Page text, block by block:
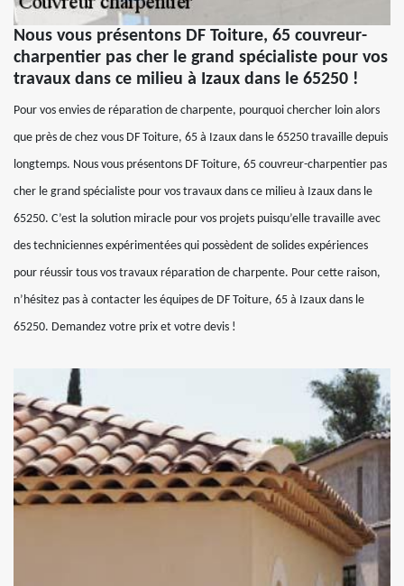
Nous vous présentons DF Toiture, 65 couvreur-
charpentier pas cher le grand spécialiste pour vos
travaux dans ce milieu à Izaux dans le 65250 !
Pour vos envies de réparation de charpente, pourquoi chercher loin alors
que près de chez vous DF Toiture, 65 à Izaux dans le 65250 travaille depuis
longtemps. Nous vous présentons DF Toiture, 65 couvreur-charpentier pas
cher le grand spécialiste pour vos travaux dans ce milieu à Izaux dans le
65250. C’est la solution miracle pour vos projets puisqu’elle travaille avec
des techniciennes expérimentées qui possèdent de solides expériences
pour réussir tous vos travaux réparation de charpente. Pour cette raison,
n’hésitez pas à contacter les équipes de DF Toiture, 65 à Izaux dans le
65250. Demandez votre prix et votre devis !